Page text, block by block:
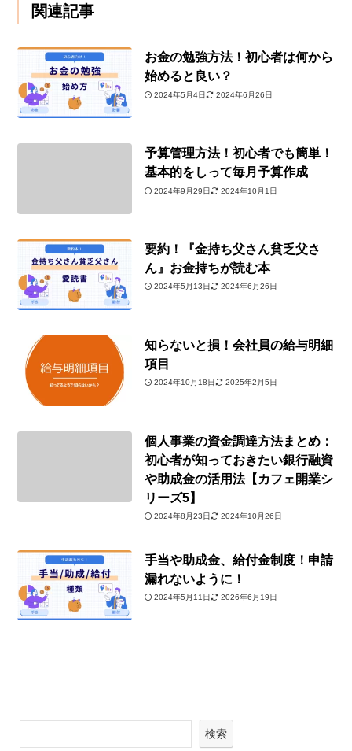
関連記事
お金の勉強方法！初心者は何から
始めると良い？
2024年5月4日 2024年6月26日
予算管理方法！初心者でも簡単！
基本的をしって毎月予算作成
2024年9月29日 2024年10月1日
要約！『金持ち父さん貧乏父さ
ん』お金持ちが読む本
2024年5月13日 2024年6月26日
知らないと損！会社員の給与明細
項目
2024年10月18日 2025年2月5日
個人事業の資金調達方法まとめ：
初心者が知っておきたい銀行融資
や助成金の活用法【カフェ開業シ
リーズ5】
2024年8月23日 2024年10月26日
手当や助成金、給付金制度！申請
漏れないように！
2024年5月11日 2026年6月19日
検索